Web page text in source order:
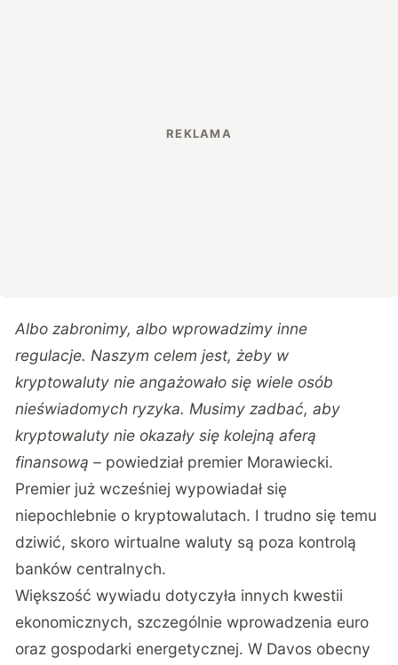
Albo zabronimy, albo wprowadzimy inne
regulacje. Naszym celem jest, żeby w
kryptowaluty nie angażowało się wiele osób
nieświadomych ryzyka. Musimy zadbać, aby
kryptowaluty nie okazały się kolejną aferą
finansową – powiedział premier Morawiecki.
Premier już wcześniej wypowiadał się
niepochlebnie o kryptowalutach. I trudno się temu
dziwić, skoro wirtualne waluty są poza kontrolą
banków centralnych.
Większość wywiadu dotyczyła innych kwestii
ekonomicznych, szczególnie wprowadzenia euro
oraz gospodarki energetycznej. W Davos obecny